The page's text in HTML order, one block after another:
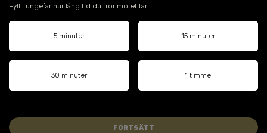
Fyll i ungefär hur lång tid du tror mötet tar
5 minuter 15 minuter
30 minuter 1 timme
FORTSÄTT